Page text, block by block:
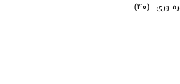
وری
(۴۰)